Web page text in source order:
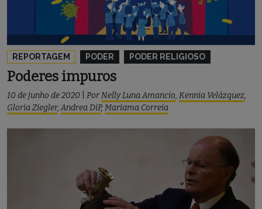
REPORTAGEM PODER PODER RELIGIOSO
Poderes impuros
10 de junho de 2020 PorNelly Luna Amancio, Kennia Velázquez,
Gloria Ziegler,Andrea DiP, Mariama Correia